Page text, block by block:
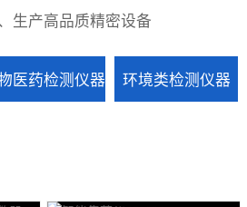
生产高品质精密设备
医药检测仪器 环境类检测仪器